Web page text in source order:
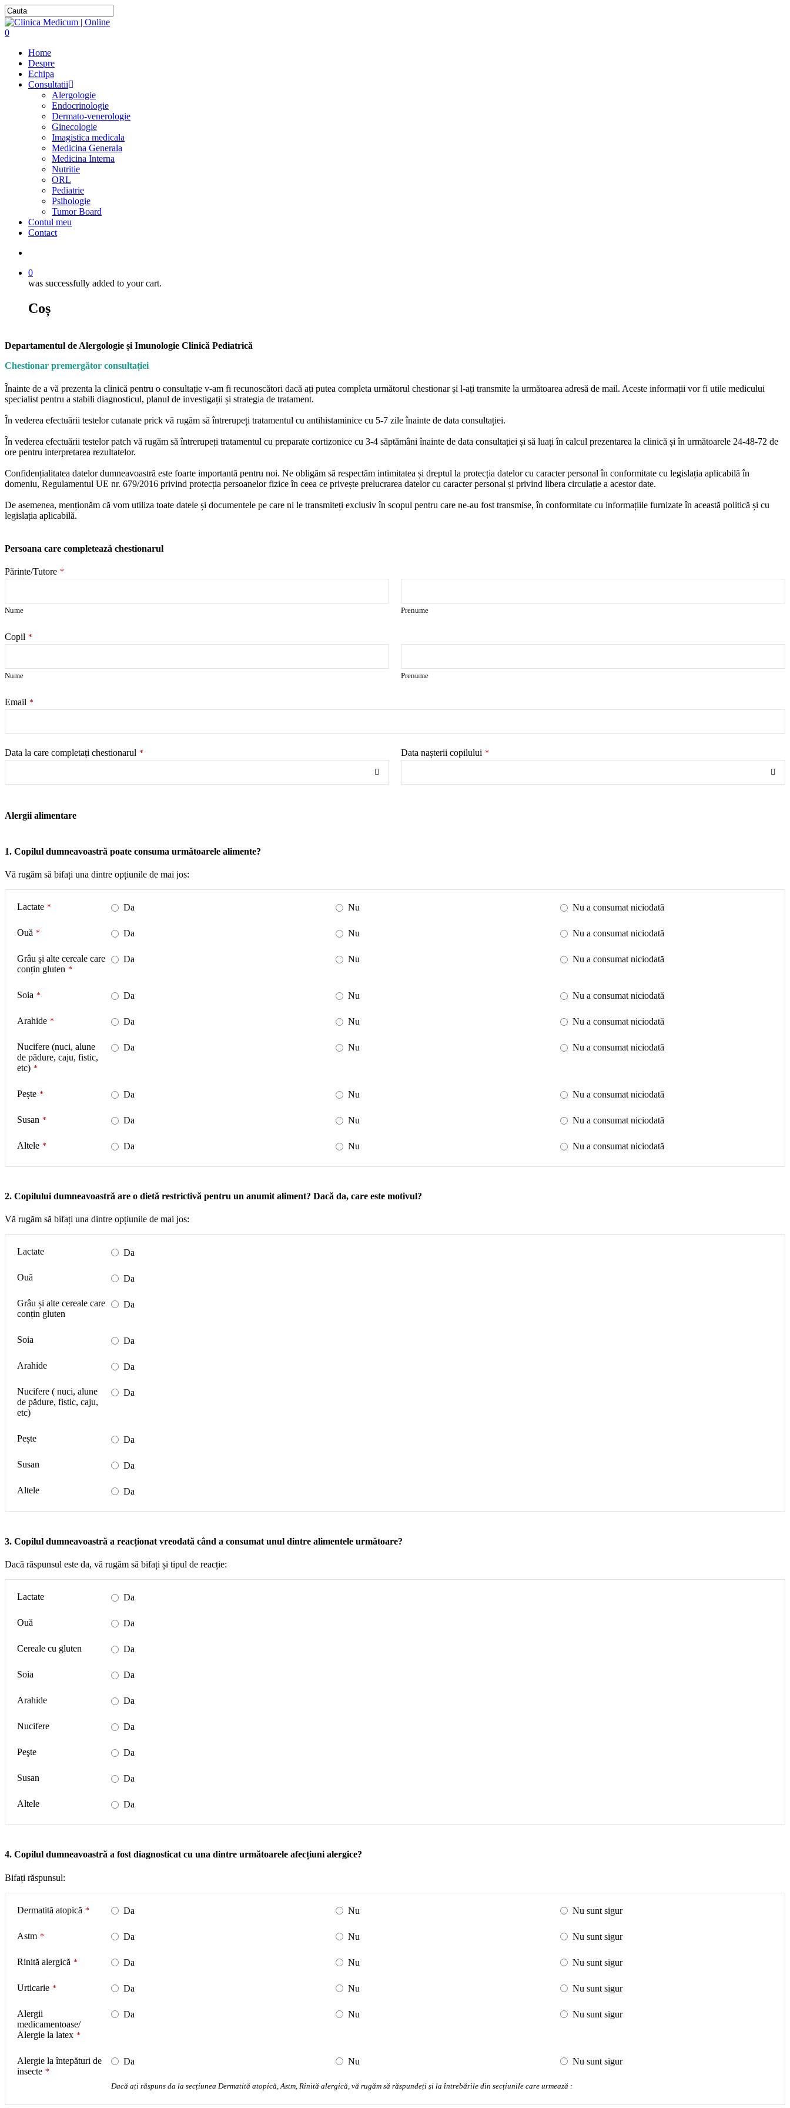
0
Home
Despre
Echipa
Consultatii
Alergologie
Endocrinologie
Dermato-venerologie
Ginecologie
Imagistica medicala
Medicina Generala
Medicina Interna
Nutritie
ORL
Pediatrie
Psihologie
Tumor Board
Contul meu
Contact
0
was successfully added to your cart.
Coș
Departamentul de Alergologie și Imunologie Clinică Pediatrică
Chestionar premergător consultației
Înainte de a vă prezenta la clinică pentru o consultație v-am fi recunoscători dacă ați putea completa următorul chestionar și l-ați transmite la următoarea adresă de mail. Aceste informații vor fi utile medicului
specialist pentru a stabili diagnosticul, planul de investigații și strategia de tratament.
În vederea efectuării testelor cutanate prick vă rugăm să întrerupeți tratamentul cu antihistaminice cu 5-7 zile înainte de data consultației.
În vederea efectuării testelor patch vă rugăm să întrerupeți tratamentul cu preparate cortizonice cu 3-4 săptămâni înainte de data consultației și să luați în calcul prezentarea la clinică și în următoarele 24-48-72 de
ore pentru interpretarea rezultatelor.
Confidențialitatea datelor dumneavoastră este foarte importantă pentru noi. Ne obligăm să respectăm intimitatea și dreptul la protecția datelor cu caracter personal în conformitate cu legislația aplicabilă în
domeniu, Regulamentul UE nr. 679/2016 privind protecția persoanelor fizice în ceea ce privește prelucrarea datelor cu caracter personal și privind libera circulație a acestor date.
De asemenea, menționăm că vom utiliza toate datele și documentele pe care ni le transmiteți exclusiv în scopul pentru care ne-au fost transmise, în conformitate cu informațiile furnizate în această politică și cu
legislația aplicabilă.
Persoana care completează chestionarul
Părinte/Tutore *
Nume Prenume
Copil *
Nume Prenume
Email *
Data la care completați chestionarul * Data nașterii copilului *
Alergii alimentare
1. Copilul dumneavoastră poate consuma următoarele alimente?
Vă rugăm să bifați una dintre opțiunile de mai jos:
Lactate * Da Nu Nu a consumat niciodată
Ouă * Da Nu Nu a consumat niciodată
Grâu și alte cereale care
conțin gluten *
Da Nu Nu a consumat niciodată
Soia * Da Nu Nu a consumat niciodată
Arahide * Da Nu Nu a consumat niciodată
Nucifere (nuci, alune
de pădure, caju, fistic,
etc) *
Da Nu Nu a consumat niciodată
Pește * Da Nu Nu a consumat niciodată
Susan * Da Nu Nu a consumat niciodată
Altele * Da Nu Nu a consumat niciodată
2. Copilului dumneavoastră are o dietă restrictivă pentru un anumit aliment? Dacă da, care este motivul?
Vă rugăm să bifați una dintre opțiunile de mai jos:
Lactate Da
Ouă Da
Grâu și alte cereale care
conțin gluten
Da
Soia Da
Arahide Da
Nucifere ( nuci, alune
de pădure, fistic, caju,
etc)
Da
Pește Da
Susan Da
Altele Da
3. Copilul dumneavoastră a reacționat vreodată când a consumat unul dintre alimentele următoare?
Dacă răspunsul este da, vă rugăm să bifați și tipul de reacție:
Lactate Da
Ouă Da
Cereale cu gluten Da
Soia Da
Arahide Da
Nucifere Da
Peşte Da
Susan Da
Altele Da
4. Copilul dumneavoastră a fost diagnosticat cu una dintre următoarele afecțiuni alergice?
Bifați răspunsul:
Dermatită atopică * Da Nu Nu sunt sigur
Astm * Da Nu Nu sunt sigur
Rinită alergică * Da Nu Nu sunt sigur
Urticarie * Da Nu Nu sunt sigur
Alergii
medicamentoase/
Alergie la latex *
Da Nu Nu sunt sigur
Alergie la întepături de
insecte *
Da Nu Nu sunt sigur
Dacă ați răspuns da la secțiunea Dermatită atopică, Astm, Rinită alergică, vă rugăm să răspundeți și la întrebările din secțiunile care urmează :